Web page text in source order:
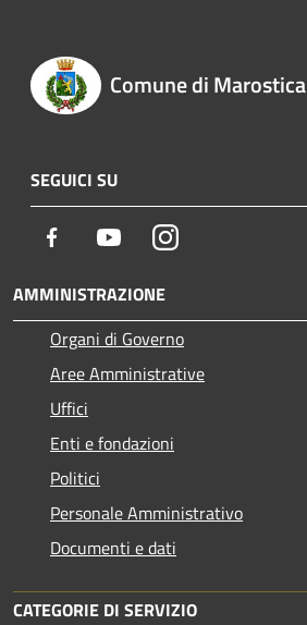
Comune di Marostica
SEGUICI SU
Facebook YoutubeInstagram
AMMINISTRAZIONE
Organi di Governo
Aree Amministrative
Uffici
Enti e fondazioni
Politici
Personale Amministrativo
Documenti e dati
CATEGORIE DI SERVIZIO